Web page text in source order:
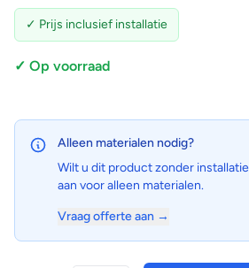
✓ Prijs inclusief installatie
✓ Op voorraad
Alleen materialen nodig?
Wilt u dit product zonder
aan voor alleen materialen.
Vraag offerte aan →